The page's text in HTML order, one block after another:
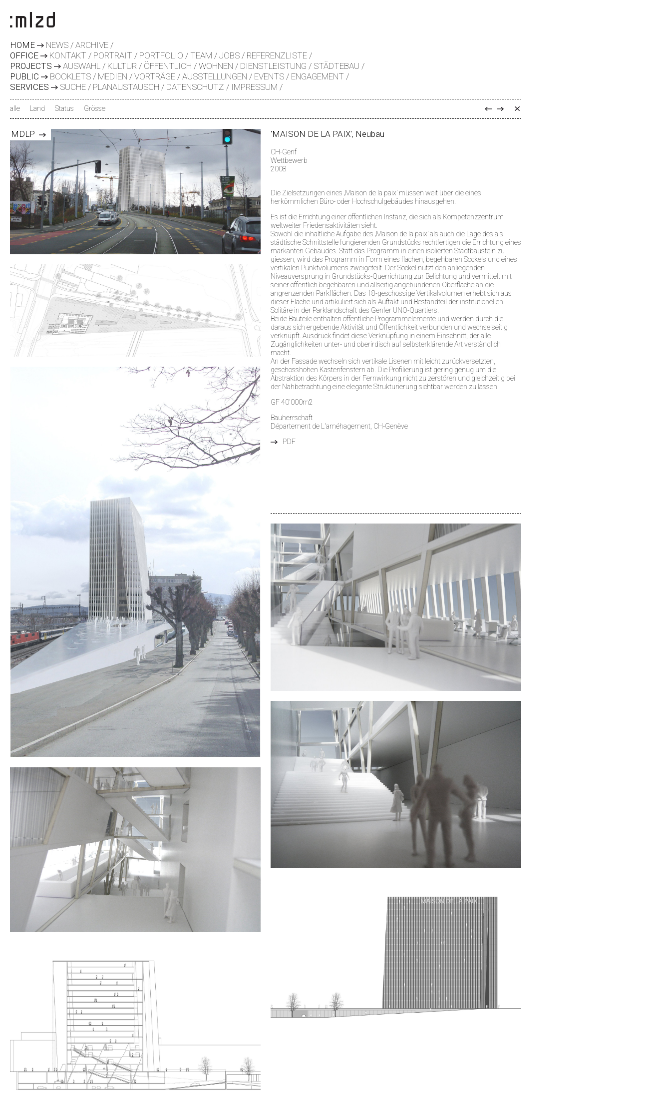
HOME NEWS
ARCHIVE
OFFICE
KONTAKT PORTRAIT PORTFOLIO TEAM JOBS
REFERENZLISTE
PROJECTS
AUSWAHL KULTUR ÖFFENTLICH WOHNEN DIENSTLEISTUNG
STÄDTEBAU
PUBLIC
BOOKLETS MEDIEN VORTRÄGE AUSSTELLUNGEN EVENTS
ENGAGEMENT
SERVICES
SUCHE PLANAUSTAUSCH DATENSCHUTZ IMPRESSUM
alle Land Status Grösse
MDLP 'MAISON DE LA PAIX', Neubau
CH-Genf
Wettbewerb
2008
Die Zielsetzungen eines ‚Maison de la paix’ müssen weit über die eines
herkömmlichen Büro- oder Hochschulgebäudes hinausgehen.
Es ist die Errichtung einer öffentlichen Instanz, die sich als Kompetenzzentrum
weltweiter Friedensaktivitäten sieht.
Sowohl die inhaltliche Aufgabe des ‚Maison de la paix’ als auch die Lage des als
städtische Schnittstelle fungierenden Grundstücks rechtfertigen die Errichtung eines
markanten Gebäudes. Statt das Programm in einen isolierten Stadtbaustein zu
giessen, wird das Programm in Form eines flachen, begehbaren Sockels und eines
vertikalen Punktvolumens zweigeteilt. Der Sockel nutzt den anliegenden
Niveauversprung in Grundstücks-Querrichtung zur Belichtung und vermittelt mit
seiner öffentlich begehbaren und allseitig angebundenen Oberfläche an die
angrenzenden Parkflächen. Das 18-geschossige Vertikalvolumen erhebt sich aus
dieser Fläche und artikuliert sich als Auftakt und Bestandteil der institutionellen
Solitäre in der Parklandschaft des Genfer UNO-Quartiers.
Beide Bauteile enthalten öffentliche Programmelemente und werden durch die
daraus sich ergebende Aktivität und Öffentlichkeit verbunden und wechselseitig
verknüpft. Ausdruck findet diese Verknüpfung in einem Einschnitt, der alle
Zugänglichkeiten unter- und oberirdisch auf selbsterklärende Art verständlich
macht.
An der Fassade wechseln sich vertikale Lisenen mit leicht zurückversetzten,
geschosshohen Kastenfenstern ab. Die Profilierung ist gering genug um die
Abstraktion des Körpers in der Fernwirkung nicht zu zerstören und gleichzeitig bei
der Nahbetrachtung eine elegante Strukturierung sichtbar werden zu lassen.
GF 40'000m2
Bauherrschaft
Département de L'améhagement, CH-Genève
PDF